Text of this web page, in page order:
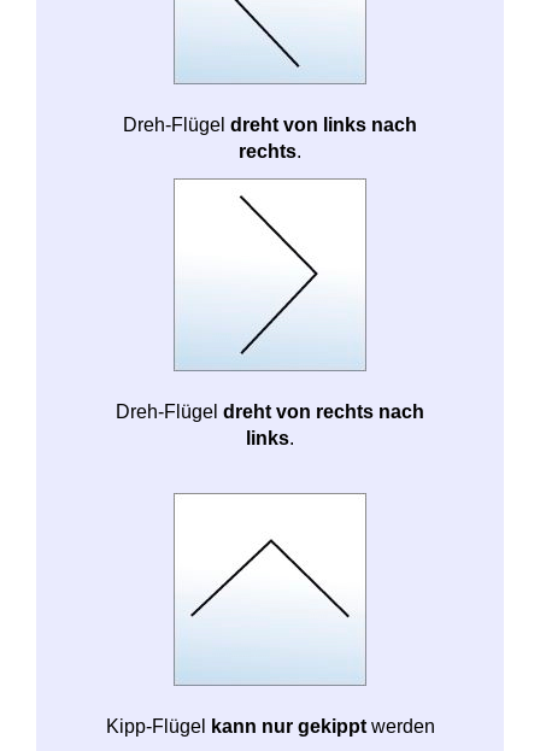
Dreh-Flügel dreht von links nach
rechts.
Dreh-Flügel dreht von rechts nach
links.
Kipp-Flügel kann nur gekipptwerden